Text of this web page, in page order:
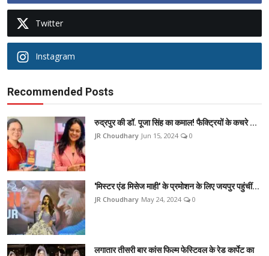
Twitter
Instagram
Recommended Posts
रुद्रपुर की डॉ. पूजा सिंह का कमाल! फैक्ट्रियों के कचरे ...
JR Choudhary Jun 15, 2024 0
'मिस्टर एंड मिसेज माही' के प्रमोशन के लिए जयपुर पहुंचीं...
JR Choudhary May 24, 2024 0
लगातार तीसरी बार कांस फिल्म फेस्टिवल के रेड कार्पेट का